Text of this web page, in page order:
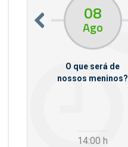
08
Ago
O que será de
nossos meninos?
14:00 h